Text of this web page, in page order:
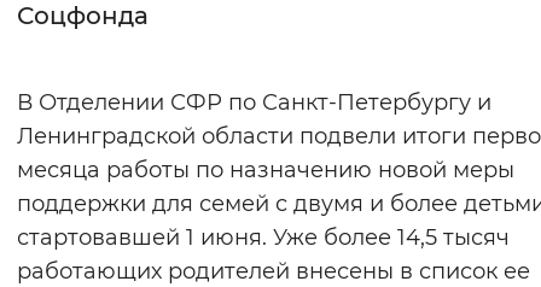
Нормальный
Цвет сайта
Монохромный Инверсивный
Изображения
Соцфонда
В Отделении СФР по Санкт-Петербургу и
Ленинградской области подвели итоги
месяца работы по назначению новой меры
поддержки для семей с двумя и более
стартовавшей 1 июня. Уже более 14,5 тысяч
работающих родителей внесены в список ее